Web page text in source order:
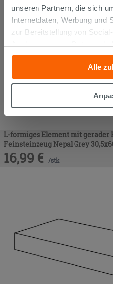
unseren Partnern, die sich
Internetdaten, Werbung und
zur Bereitstellung von
anderen Informationen, die
die sie aufgrund Ihrer
gesammelt haben,
möchten oder Ihre
Zustimmung kann durch
die Schaltfläche "X" klicken,
nach der Installation der
Alle
L-formiges Element mit gerader
Feinsteinzeug Nepal Grey
16,99 € /stk